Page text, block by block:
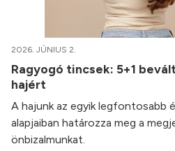
2026. JÚNIUS 2.
Ragyogó tincsek: 5+1
hajért
A hajunk az egyik legfontosabb
alapjaiban határozza meg a
önbizalmunkat.